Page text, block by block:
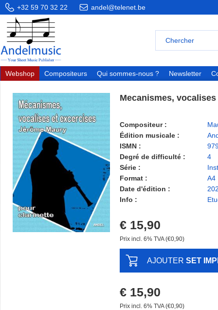
+32 59 70 32 22 andel@telenet.be
Webshop Compositeurs Qui sommes-nous ? Newsletter
Mecanismes,
Compositeur :
Édition musicale :
ISMN :
Degré de difficulté :
4
Série :
Format :
A4
Date d'édition :
Info :
€ 15,90
Prix ​​incl. 6% TVA (€0,90)
AJOUTER SET
€ 15,90
Prix ​​incl. 6% TVA (€0,90)